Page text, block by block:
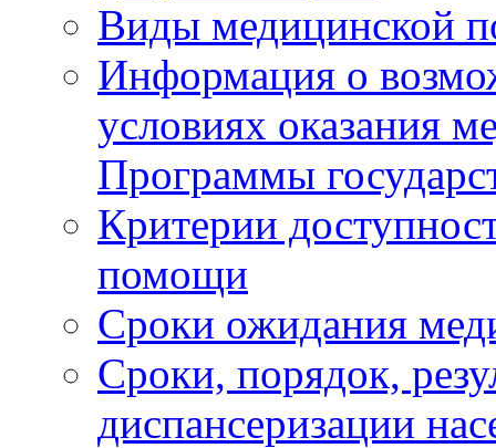
Виды медицинской
Информация о
условиях оказания
Программы
Критерии
помощи
Сроки ожидания
Сроки, порядок,
диспансеризации